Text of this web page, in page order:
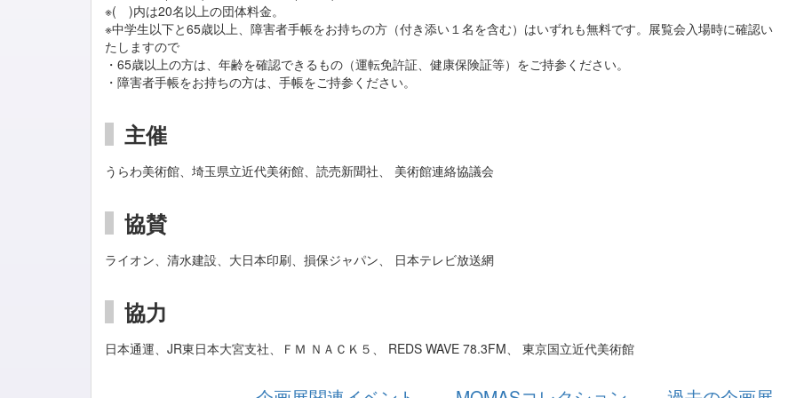
※( )内は20名以上の団体料金。
※中学生以下と65歳以上、障害者手帳をお持ちの方（付き添い１名を含む）はいずれも無料です。展覧会入場時に確認い
たしますので
・65歳以上の方は、年齢を確認できるもの（運転免許証、健康保険証等）をご持参ください。
・障害者手帳をお持ちの方は、手帳をご持参ください。
主催
うらわ美術館、埼玉県立近代美術館、読売新聞社、 美術館連絡協議会
協賛
ライオン、清水建設、大日本印刷、損保ジャパン、 日本テレビ放送網
協力
日本通運、JR東日本大宮支社、ＦＭ ＮＡＣＫ５、 REDS WAVE 78.3FM、 東京国立近代美術館